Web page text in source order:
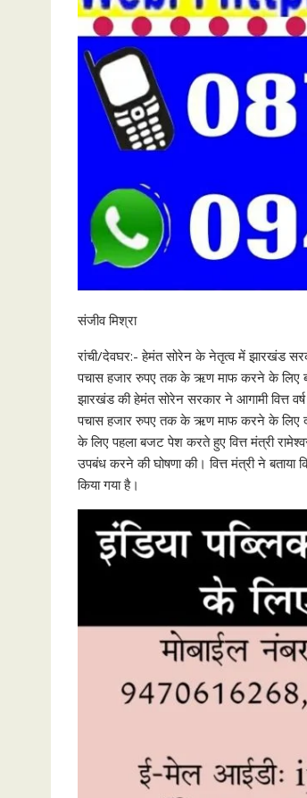
संजीव मिश्रा
रांची/देवघर:- हेमंत सोरेन के नेतृत्व में झारखंड
पचास हजार रुपए तक के ऋण माफ करने के लिए
झारखंड की हेमंत सोरेन सरकार ने आगामी वित्त
पचास हजार रुपए तक के ऋण माफ करने के लिए
के लिए पहला बजट पेश करते हुए वित्त मंत्री
उपबंध करने की घोषणा की। वित्त मंत्री ने
किया गया है।